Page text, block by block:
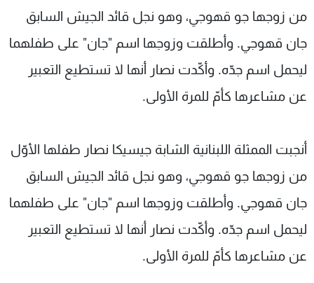
من زوجها جو قهوجي، وهو نجل قائد الجيش السابق
جان قهوجي. وأطلقت وزوجها اسم "جان" على طفلهما
ليحمل اسم جدّه. وأكّدت نصار أنها لا تستطيع التعبير
عن مشاعرها كأمّ للمرة الأولى.
أنجبت الممثلة اللبنانية الشابة جيسيكا نصار طفلها الأوّل
من زوجها جو قهوجي، وهو نجل قائد الجيش السابق
جان قهوجي. وأطلقت وزوجها اسم "جان" على طفلهما
ليحمل اسم جدّه. وأكّدت نصار أنها لا تستطيع التعبير
عن مشاعرها كأمّ للمرة الأولى.
عن MTV
الإنـتـاج
لاعلاناتكم
وظائف
تواصل معنا
شروط الإسـتخدام
سياسة الخصوصية